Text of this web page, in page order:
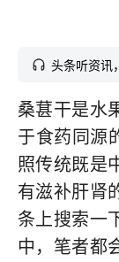
头条听资讯
桑葚干是水
于食药同源
照传统既是
有滋补肝肾
条上搜索一
中，笔者都